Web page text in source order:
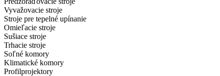
Vyvažovacie stroje
Stroje pre tepelné upínanie
Omieľacie stroje
Sušiace stroje
Trhacie stroje
Soľné komory
Klimatické komory
Profilprojektory